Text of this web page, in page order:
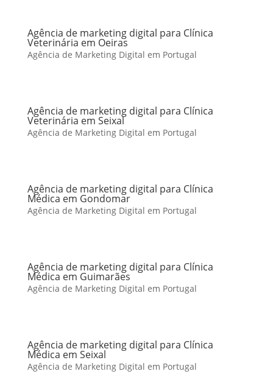
Agência de marketing digital para Clínica
Veterinária em Oeiras
Agência de Marketing Digital em Portugal
Agência de marketing digital para Clínica
Veterinária em Seixal
Agência de Marketing Digital em Portugal
Agência de marketing digital para Clínica
Médica em Gondomar
Agência de Marketing Digital em Portugal
Agência de marketing digital para Clínica
Médica em Guimarães
Agência de Marketing Digital em Portugal
Agência de marketing digital para Clínica
Médica em Seixal
Agência de Marketing Digital em Portugal